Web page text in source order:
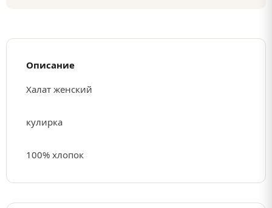
Описание
Халат женский
кулирка
100% хлопок